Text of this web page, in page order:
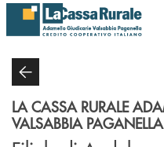
Salta al contenuto principale
LA CASSA RURALE
VALSABBIA PAGANELLA